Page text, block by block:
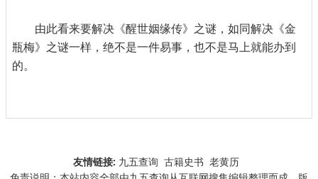
由此看来要解决《醒世姻缘传》之谜，如同解决《金
瓶梅》之谜一样，绝不是一件易事，也不是马上就能办到
的。
友情链接: 九五查询 古籍史书 老黄历